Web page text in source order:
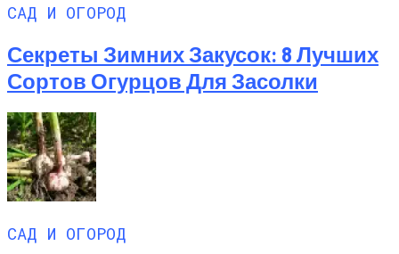
САД И ОГОРОД
Секреты Зимних Закусок: 8 Лучших
Сортов Огурцов Для Засолки
САД И ОГОРОД